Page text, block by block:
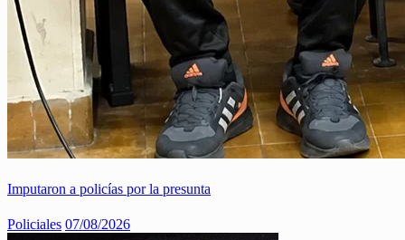
Imputaron a policías por la presunta
Policiales 07/08/2026